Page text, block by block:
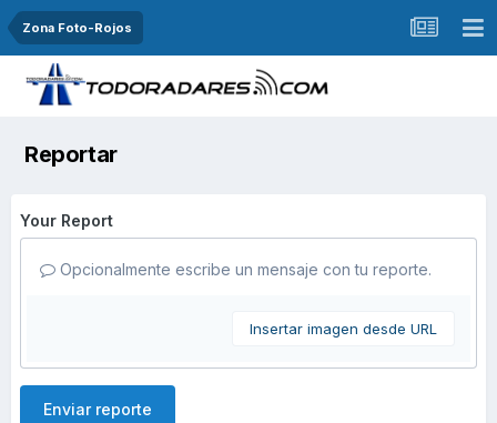
Zona Foto-Rojos
Reportar
Your Report
Opcionalmente escribe un mensaje con tu reporte.
Insertar imagen desde URL
Enviar reporte